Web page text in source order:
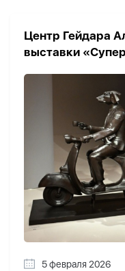
Центр Гейдара
выставки
5 февраля 2026